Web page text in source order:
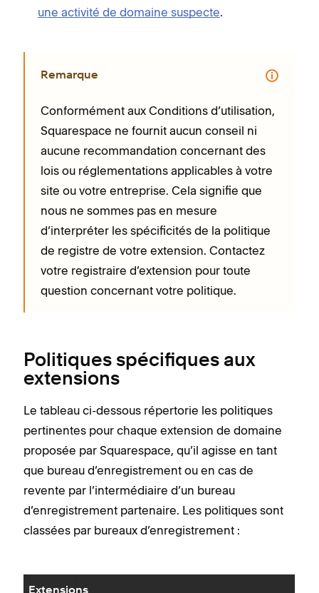
une activité de domaine suspecte.
Remarque
Conformément aux Conditions d’utilisation,
Squarespace ne fournit aucun conseil ni
aucune recommandation concernant des
lois ou réglementations applicables à votre
site ou votre entreprise. Cela signifie que
nous ne sommes pas en mesure
d’interpréter les spécificités de la politique
de registre de votre extension. Contactez
votre registraire d’extension pour toute
question concernant votre politique.
Politiques spécifiques aux
extensions
Le tableau ci-dessous répertorie les politiques
pertinentes pour chaque extension de domaine
proposée par Squarespace, qu’il agisse en tant
que bureau d’enregistrement ou en cas de
revente par l’intermédiaire d’un bureau
d’enregistrement partenaire. Les politiques sont
classées par bureaux d’enregistrement :
Extensions